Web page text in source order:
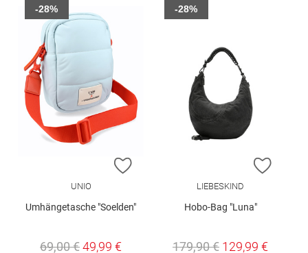
ZUR WUNSCHLISTE HINZUFÜGEN
UNIO
Umhängetasche "Soelden"
69,00 €49,99 €
-28%
ZUR
LIEBESKIND
Hobo-Bag "Luna"
179,90 € 129,99 €
-28%